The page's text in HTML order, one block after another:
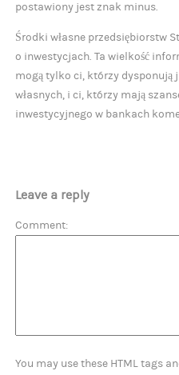
postawiony jest znak minus.
Środki własne przedsiębiorstw
o inwestycjach. Ta wielkość
mogą tylko ci, którzy dysponują
własnych, i ci, którzy mają
inwestycyjnego w bankach
Leave a reply
Comment
You may use these HTML tags